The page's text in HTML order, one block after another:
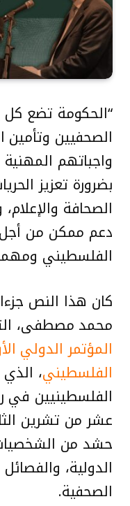
“الحكومة تضع كل
الصحفيين
واجباتهم المهنية
بضرورة تعزيز
الصحافة
دعم ممكن من أجل
الفلسطيني
كان هذا النص
محمد مصطفى،
المؤتمر الدولي
الفلسطيني،
الفلسطينيين في
حشد من
الدولية،
الصحفية.